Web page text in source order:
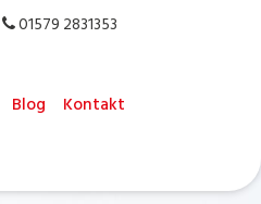
01579 2831353
Blog Kontakt